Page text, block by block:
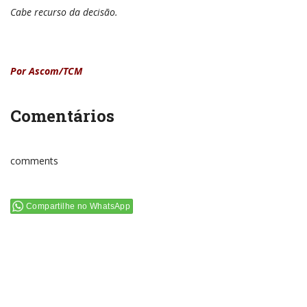
Cabe recurso da decisão.
Por Ascom/TCM
Comentários
comments
Compartilhe no WhatsApp